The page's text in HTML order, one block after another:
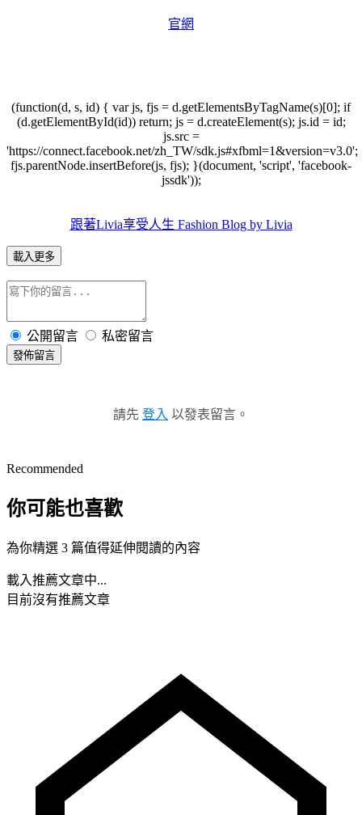
官網
(function(d, s, id) { var js, fjs = d.getElementsByTagName(s)[0]; if
(d.getElementById(id)) return; js = d.createElement(s); js.id = id;
js.src =
'https://connect.facebook.net/zh_TW/sdk.js#xfbml=1&version=v3.0';
fjs.parentNode.insertBefore(js, fjs); }(document, 'script', 'facebook-
jssdk'));
跟著Livia享受人生 Fashion Blog by Livia
載入更多
公開留言 私密留言
發佈留言
請先 登入 以發表留言。
Recommended
你可能也喜歡
為你精選 3 篇值得延伸閱讀的內容
載入推薦文章中...
目前沒有推薦文章